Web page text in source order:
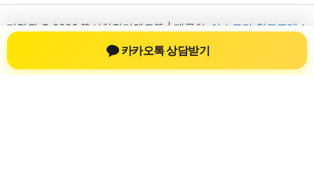
저작권 © 2026 💚신차장기렌트💚 | 제공처:
아스트라 워드프레스
테마
카카오톡 상담받기